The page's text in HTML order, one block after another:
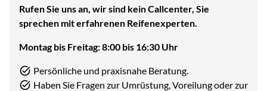
Rufen Sie uns an, wir sind kein Callcenter, Sie
sprechen mit erfahrenen Reifenexperten.
Montag bis Freitag: 8:00 bis 16:30 Uhr
Persönliche und praxisnahe Beratung.
Haben Sie Fragen zur Umrüstung, Voreilung oder zur